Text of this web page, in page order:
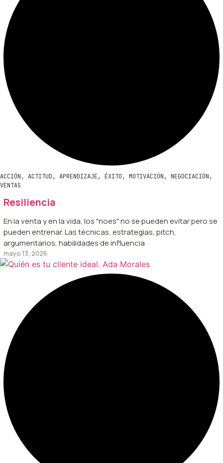
ACCIÓN, ACTITUD, APRENDIZAJE, ÉXITO, MOTIVACIÓN, NEGOCIACIÓN,
VENTAS
Resiliencia
En la venta y en la vida, los "noes" no se pueden evitar pero se
pueden entrenar. Las técnicas, estrategias, pitch,
argumentarios, habilidades de influencia
mayo 13, 2026